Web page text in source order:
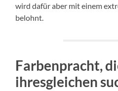
wird dafür aber mit einem
belohnt.
Farbenpracht,
ihresgleichen